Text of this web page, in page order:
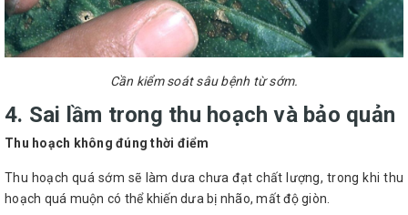
Cần kiểm soát sâu bệnh từ sớm.
4. Sai lầm trong thu hoạch và bảo quản
Thu hoạch không đúng thời điểm
Thu hoạch quá sớm sẽ làm dưa chưa đạt chất lượng, trong khi thu
hoạch quá muộn có thể khiến dưa bị nhão, mất độ giòn.